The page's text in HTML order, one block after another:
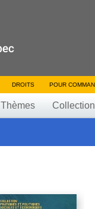
DROITS POUR
Thèmes